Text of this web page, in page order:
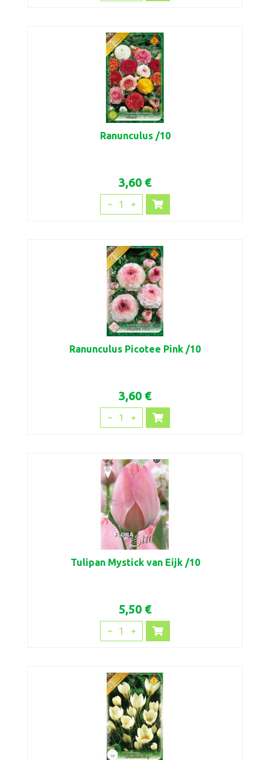
Ranunculus /10
3,60 €
1
Ranunculus Picotee Pink /10
3,60 €
1
Tulipan Mystick van Eijk /10
5,50 €
1